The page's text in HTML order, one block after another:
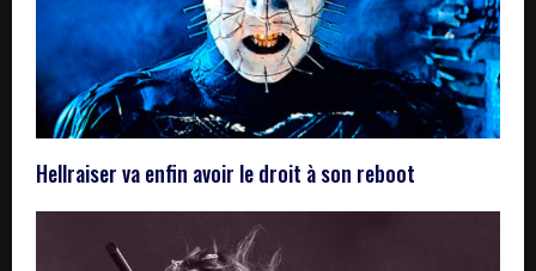
Hellraiser va enfin avoir le droit à son reboot